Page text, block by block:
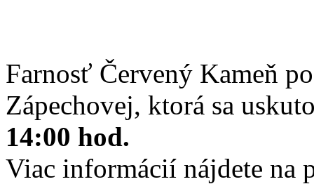
Farnosť Červený Kameň
Zápechovej, ktorá sa
14:00 hod.
Viac informácií nájdete na